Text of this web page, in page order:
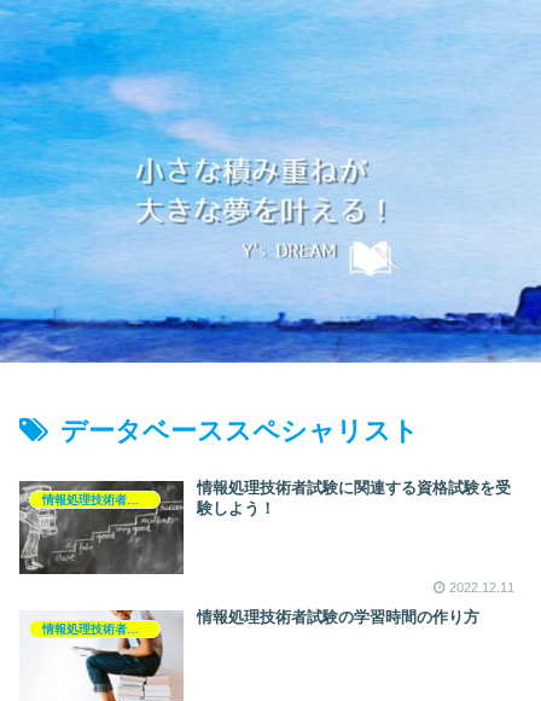
データベーススペシャリスト
情報処理技術者試験に関連する資格試験を受
験しよう！
2022.12.11
情報処理技術者試験の学習時間の作り方